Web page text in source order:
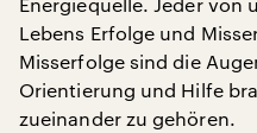
Lebens Erfolge und
Misserfolge sind die
Orientierung und Hilfe
zueinander zu gehören.